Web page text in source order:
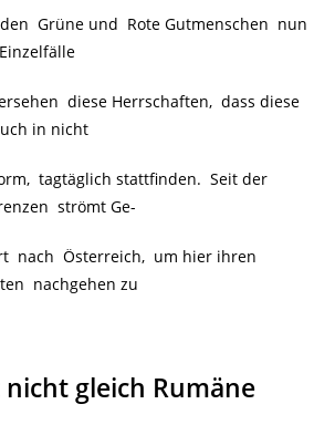
Grüne und Rote Gutmenschen nun
diese Herrschaften, dass diese
in nicht
tagtäglich stattfinden. Seit der
strömt Ge-
nach Österreich, um hier ihren
nachgehen zu
gleich Rumäne